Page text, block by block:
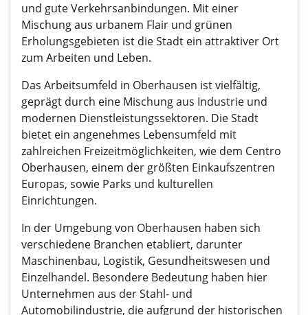
und gute Verkehrsanbindungen. Mit einer
Mischung aus urbanem Flair und grünen
Erholungsgebieten ist die Stadt ein attraktiver Ort
zum Arbeiten und Leben.
Das Arbeitsumfeld in Oberhausen ist vielfältig,
geprägt durch eine Mischung aus Industrie und
modernen Dienstleistungssektoren. Die Stadt
bietet ein angenehmes Lebensumfeld mit
zahlreichen Freizeitmöglichkeiten, wie dem Centro
Oberhausen, einem der größten Einkaufszentren
Europas, sowie Parks und kulturellen
Einrichtungen.
In der Umgebung von Oberhausen haben sich
verschiedene Branchen etabliert, darunter
Maschinenbau, Logistik, Gesundheitswesen und
Einzelhandel. Besondere Bedeutung haben hier
Unternehmen aus der Stahl- und
Automobilindustrie, die aufgrund der historischen